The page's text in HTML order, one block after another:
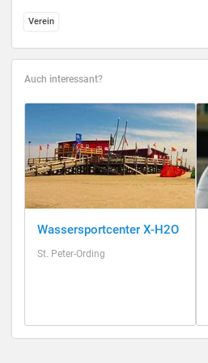
Verein
Auch interessant?
Wassersportcenter X-H2O
St. Peter-Ording